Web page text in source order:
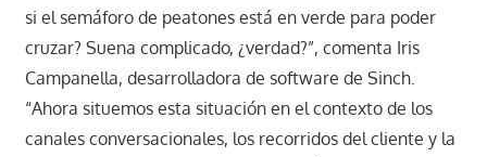
si el semáforo de peatones está en verde para poder
cruzar? Suena complicado, ¿verdad?”, comenta Iris
Campanella, desarrolladora de software de Sinch.
“Ahora situemos esta situación en el contexto de los
canales conversacionales, los recorridos del cliente y la